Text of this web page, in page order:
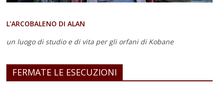
L’ARCOBALENO DI ALAN
un luogo di studio e di vita per gli orfani di Kobane
FERMATE LE ESECUZIONI